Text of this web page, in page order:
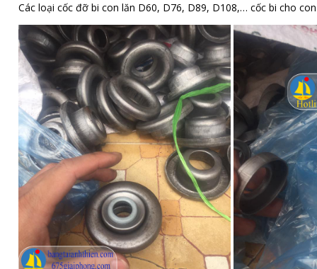
Các loại cốc đỡ bi con lăn D60, D76, D89, D108,… cốc bi cho